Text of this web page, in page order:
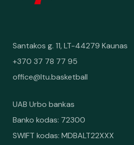
Santakos g. 11, LT-44279 Kaunas
+370 37 78 77 95
office@ltu.basketball
UAB Urbo bankas
Banko kodas: 72300
SWIFT kodas: MDBALT22XXX